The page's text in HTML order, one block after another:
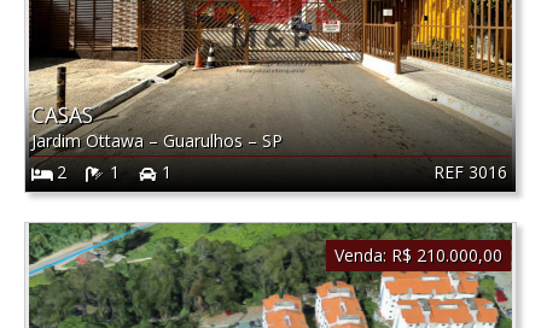
REF 3016
CASAS
Jardim Ottawa –Guarulhos –SP
2
1 1
Venda: R$ 210.000,00